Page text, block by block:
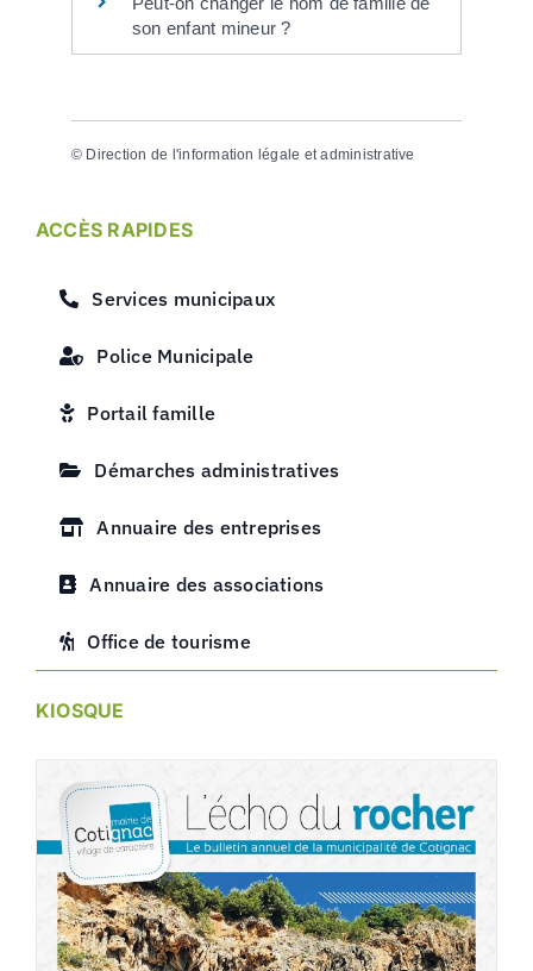
son enfant mineur ?
© Direction de l'information légale et administrative
ACCÈS RAPIDES
Services municipaux
Police Municipale
Portail famille
Démarches administratives
Annuaire des entreprises
Annuaire des associations
Office de tourisme
KIOSQUE